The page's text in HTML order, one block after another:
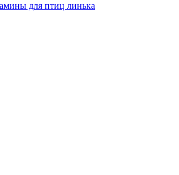
для птиц линька